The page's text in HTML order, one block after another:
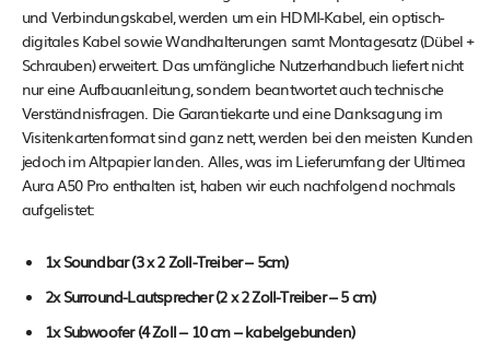
und Verbindungskabel, werden um ein HDMI-Kabel, ein optisch-
digitales Kabel sowie Wandhalterungen samt Montagesatz (Dübel +
Schrauben) erweitert. Das umfängliche Nutzerhandbuch liefert nicht
nur eine Aufbauanleitung, sondern beantwortet auch technische
Verständnisfragen. Die Garantiekarte und eine Danksagung im
Visitenkartenformat sind ganz nett, werden bei den meisten Kunden
jedoch im Altpapier landen. Alles, was im Lieferumfang der Ultimea
Aura A50 Pro enthalten ist, haben wir euch nachfolgend nochmals
aufgelistet:
1x Soundbar (3 x 2 Zoll-Treiber – 5cm)
2x Surround-Lautsprecher (2 x 2 Zoll-Treiber – 5 cm)
1x Subwoofer (4 Zoll – 10 cm – kabelgebunden)